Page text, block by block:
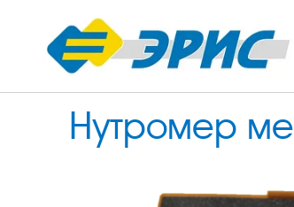
Нутромер